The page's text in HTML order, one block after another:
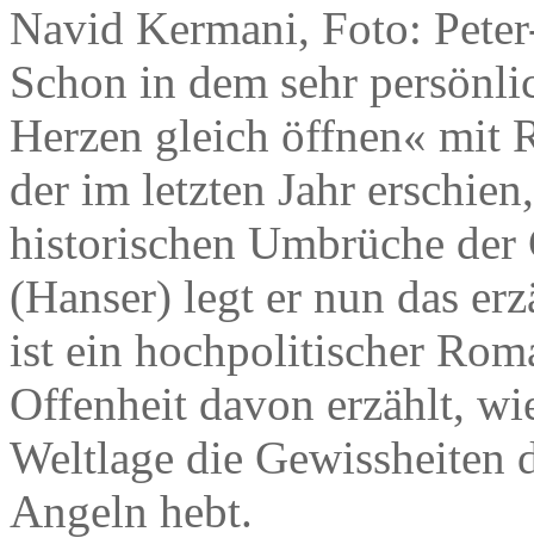
Navid Kermani, Foto:
Schon in dem sehr
Herzen gleich öffnen« mit
der im letzten Jahr
historischen Umbrüche
(Hanser) legt er nun das
ist ein hochpolitischer
Offenheit davon erzählt,
Weltlage die Gewissheiten
Angeln hebt.